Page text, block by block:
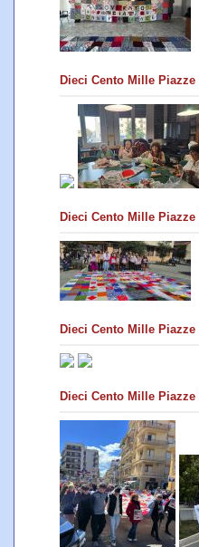
Dieci Cento Mille
Dieci Cento Mille
Dieci Cento Mille
Dieci Cento Mille